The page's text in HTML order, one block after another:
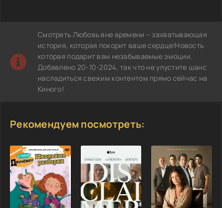
Смотреть Любовь вне времени – захватывающая
история, которая покорит ваше сердце!Новость
которая подарит вам незабываемые эмоции.
Добавлено 20-10-2024, так что не упустите шанс
насладиться свежим контентом прямо сейчас на
Киного!
Рекомендуем посмотреть: